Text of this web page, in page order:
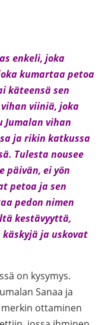
enkeli, joka
kumartaa petoa
käteensä sen
viiniä, joka
vihan
ja rikin katkussa
Tulesta nousee
päivän, ei yön
petoa ja sen
pedon nimen
kestävyyttä,
ja uskovat
on kysymys.
Sanaa ja
ottaminen